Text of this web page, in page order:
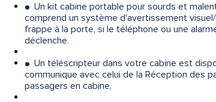
● Un kit cabine portable pour sourds et
comprend un système d'avertissement
frappe à la porte, si le téléphone ou une
déclenche.
● Un téléscripteur dans votre cabine est
communique avec celui de la Réception des
passagers en cabine.